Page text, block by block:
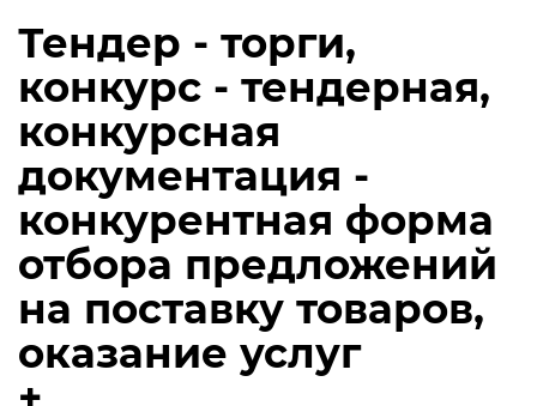
Тендер - торги,
конкурс - тендерная,
конкурсная
документация -
конкурентная форма
отбора предложений
на поставку товаров,
оказание услуг